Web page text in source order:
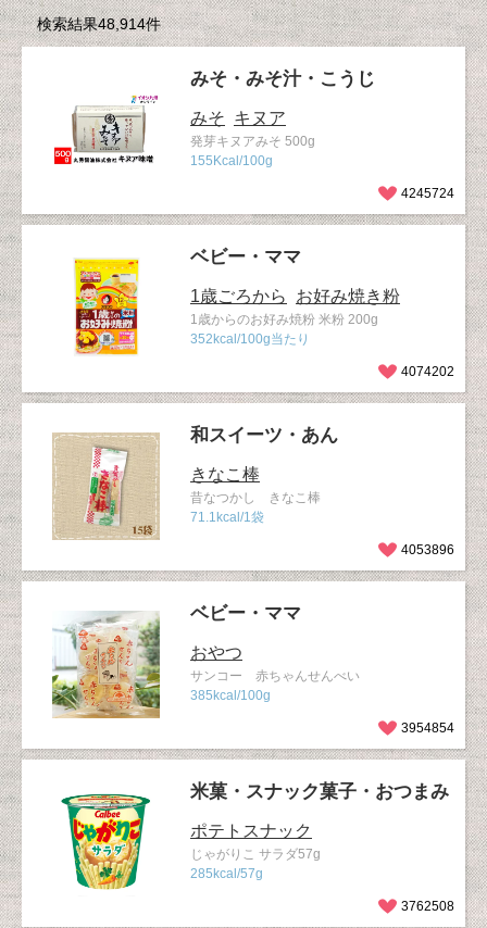
検索結果48,914件
みそ・みそ汁・こうじ
みそ キヌア
発芽キヌアみそ 500g
155Kcal/100g
4245724
ベビー・ママ
1歳ごろから お好み焼き粉
1歳からのお好み焼粉 米粉 200g
352kcal/100g当たり
4074202
和スイーツ・あん
きなこ棒
昔なつかし きなこ棒
71.1kcal/1袋
4053896
ベビー・ママ
おやつ
サンコー 赤ちゃんせんべい
385kcal/100g
3954854
米菓・スナック菓子・おつまみ
ポテトスナック
じゃがりこ サラダ57g
285kcal/57g
3762508